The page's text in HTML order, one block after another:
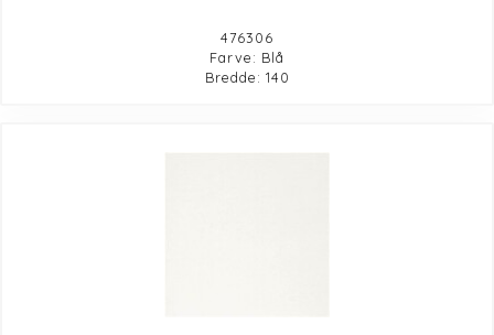
476306
Farve: Blå
Bredde: 140